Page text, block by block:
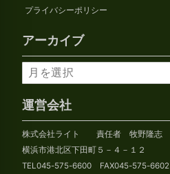
プライバシーポリシー
アーカイブ
ア
ー
カ
イ
ブ
運営会社
株式会社ライト 責任者 牧野隆志
横浜市港北区下田町５－４－１２
TEL045-575-6600 FAX045-575-6602